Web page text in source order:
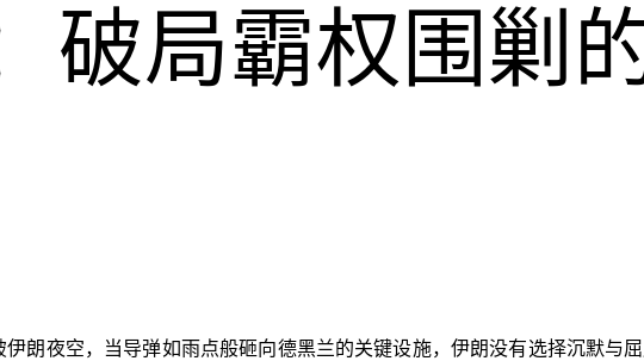
破局霸权围剿
伊朗夜空，当导弹如雨点般砸向德黑兰的关键设施，伊朗没有选择沉默与